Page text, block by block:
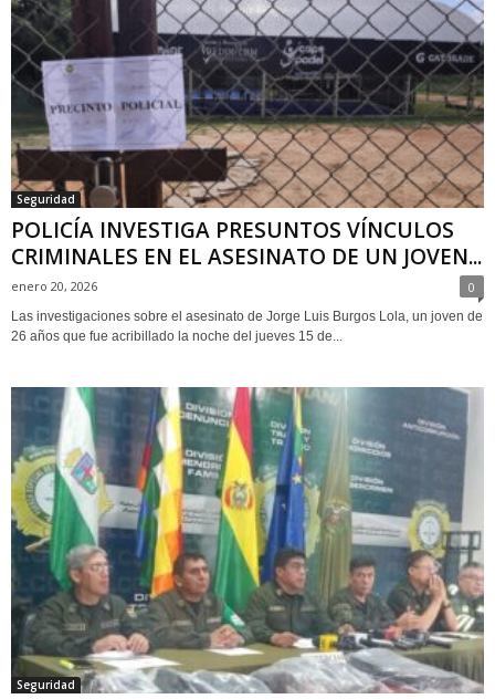
Seguridad
POLICÍA INVESTIGA PRESUNTOS VÍNCULOS
CRIMINALES EN EL ASESINATO DE UN JOVEN...
enero 20, 2026 0
Las investigaciones sobre el asesinato de Jorge Luis Burgos Lola, un joven de
26 años que fue acribillado la noche del jueves 15 de...
Seguridad